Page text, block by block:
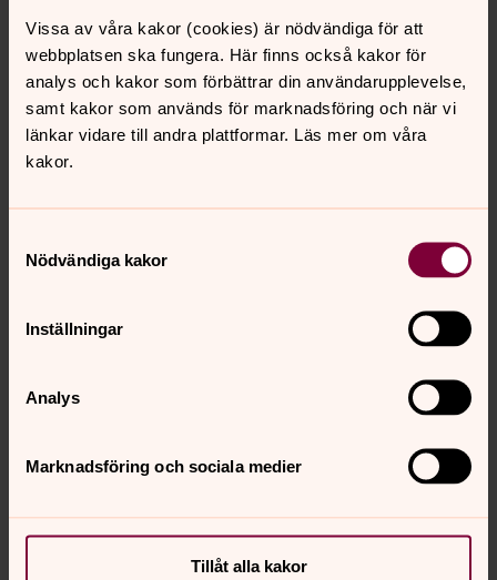
Vissa av våra kakor (cookies) är nödvändiga för att
webbplatsen ska fungera. Här finns också kakor för
analys och kakor som förbättrar din användarupplevelse,
samt kakor som används för marknadsföring och när vi
länkar vidare till andra plattformar. Läs mer om våra
kakor.
Nödvändiga kakor
Inställningar
Analys
Marknadsföring och sociala medier
Tillåt alla kakor
Fakta om kyrkan
Låt statistik, ekonomi och historia berätta mer om
Svenska kyrkan.
Räkna utdin kyrkoavgift
Jag är över 65 år.